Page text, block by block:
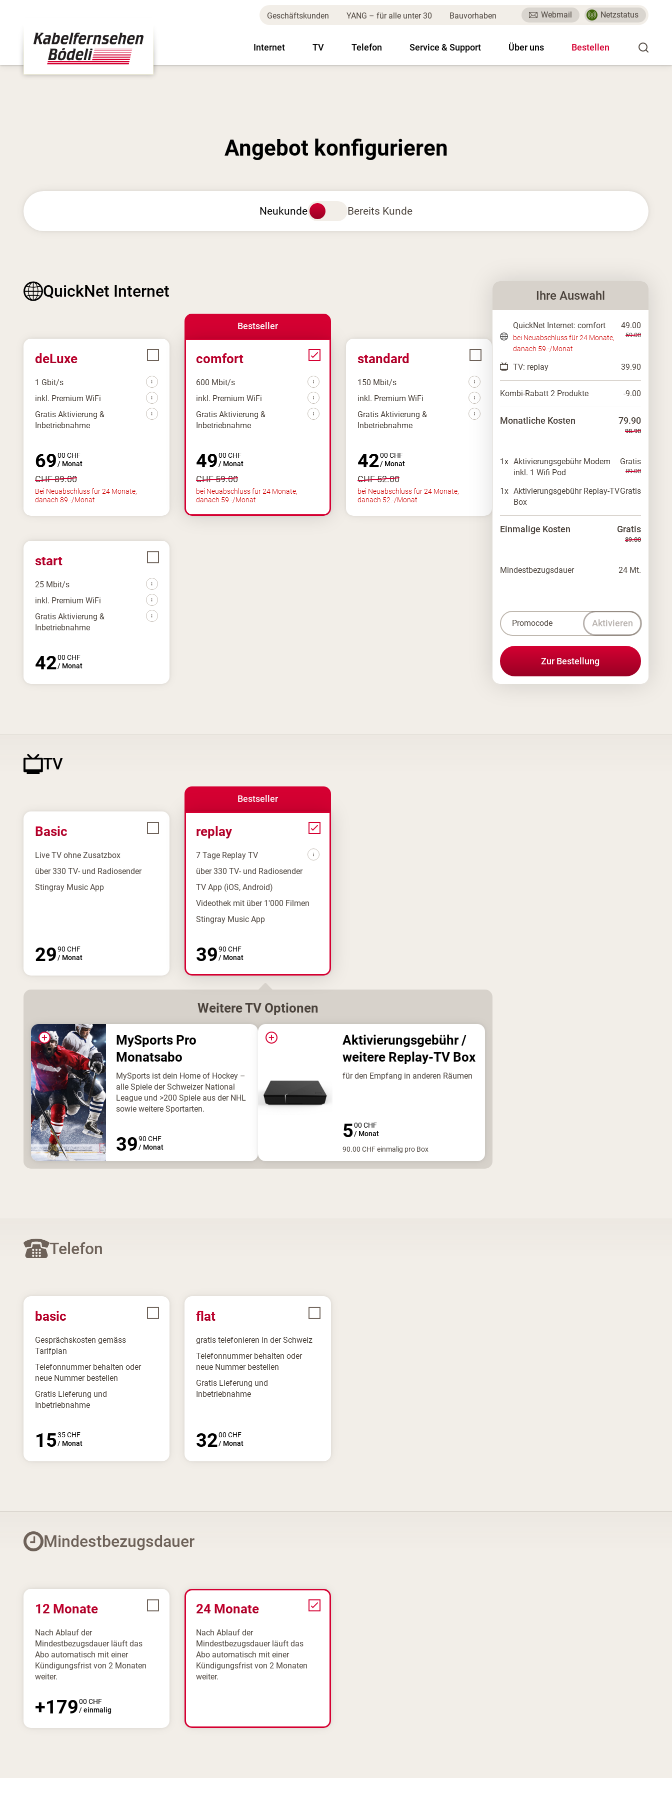
Geschäftskunden YANG – für alle unter 30 Bauvorhaben Webmail Netzstatus
Internet TV Telefon Service & Support Über uns Bestellen
Angebot konfigurieren
Neukunde Bereits Kunde
QuickNet Internet
deLuxe
1 Gbit/s
inkl. Premium WiFi
Gratis Aktivierung &
Inbetriebnahme
6900 CHF
/ Monat
CHF89.00
Bei Neuabschluss für 24 Monate,
danach 89.-/Monat
Bestseller
comfort
600 Mbit/s
inkl. Premium WiFi
Gratis Aktivierung &
Inbetriebnahme
49 00 CHF
/ Monat
CHF59.00
bei Neuabschluss für 24 Monate,
danach 59.-/Monat
standard
150 Mbit/s
inkl. Premium WiFi
Gratis Aktivierung &
Inbetriebnahme
4200 CHF
/ Monat
CHF52.00
bei Neuabschluss für 24 Monate,
danach 52.-/Monat
start
25 Mbit/s
inkl. Premium WiFi
Gratis Aktivierung &
Inbetriebnahme
4200 CHF
/ Monat
TV
Basic
Live TV ohne Zusatzbox
über 330 TV- und Radiosender
Stingray Music App
2990 CHF
/ Monat
Bestseller
replay
7 Tage Replay TV
über 330 TV- und Radiosender
TV App (iOS, Android)
Videothek mit über 1'000 Filmen
Stingray Music App
39 90 CHF
/ Monat
WeitereTVOptionen
+
MySports Pro
Monatsabo
MySports ist dein Home of Hockey –
alle Spiele der Schweizer National
League und >200 Spiele aus der NHL
sowie weitere Sportarten.
3990 CHF
/ Monat
+
Aktivierungsgebühr /
weitere Replay-TV Box
für den Empfang in anderen Räumen
500 CHF
/ Monat
90.00 CHFeinmalig pro Box
Telefon
basic
Gesprächskosten gemäss
Tarifplan
Telefonnummer behalten oder
neue Nummer bestellen
Gratis Lieferung und
Inbetriebnahme
1535CHF
/ Monat
flat
gratis telefonieren in der Schweiz
Telefonnummer behalten oder
neue Nummer bestellen
Gratis Lieferung und
Inbetriebnahme
3200 CHF
/ Monat
Mindestbezugsdauer
12 Monate
Nach Ablauf der
Mindestbezugsdauer läuft das
Abo automatisch mit einer
Kündigungsfrist von 2 Monaten
weiter.
+17900 CHF
/ einmalig
24 Monate
Nach Ablauf der
Mindestbezugsdauer läuft das
Abo automatisch mit einer
Kündigungsfrist von 2 Monaten
weiter.
Ihre Auswahl
QuickNet Internet: comfort
bei Neuabschluss für 24 Monate,
danach 59.-/Monat
49.00
59.00
TV: replay 39.90
Kombi-Rabatt 2 Produkte -9.00
Monatliche Kosten 79.90
98.90
1x Aktivierungsgebühr Modem
inkl. 1 Wifi Pod
Gratis
89.00
1x Aktivierungsgebühr Replay-TV
Box
Gratis
Einmalige Kosten Gratis
89.00
Mindestbezugsdauer 24 Mt.
Promocode Aktivieren
Zur Bestellung